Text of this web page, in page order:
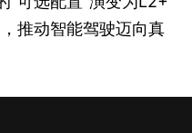
推动智能驾驶迈向真